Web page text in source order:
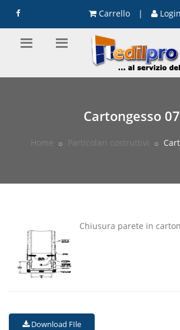
Carrello | Login
Cartongesso 07
Home Particolari costruttivi
Chiusura parete in
Download FIle